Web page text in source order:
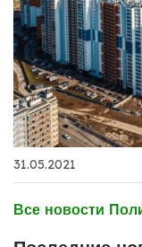
31.05.2021
Все новости